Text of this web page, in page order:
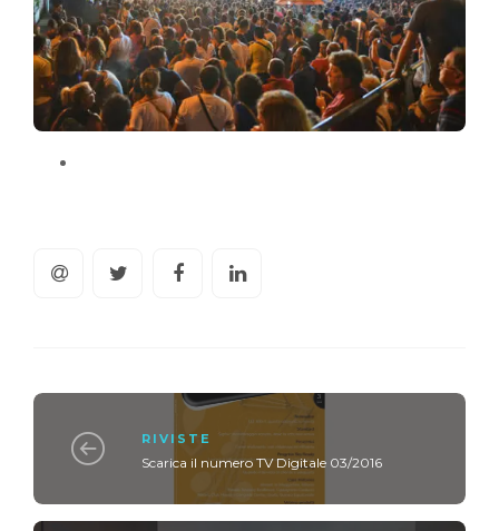
RIVISTE
Scarica il numero TV Digitale 03/2016